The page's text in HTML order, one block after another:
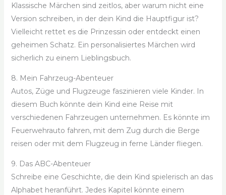
Klassische Märchen sind zeitlos, aber warum nicht eine
Version schreiben, in der dein Kind die Hauptfigur ist?
Vielleicht rettet es die Prinzessin oder entdeckt einen
geheimen Schatz. Ein personalisiertes Märchen wird
sicherlich zu einem Lieblingsbuch.
8. Mein Fahrzeug-Abenteuer
Autos, Züge und Flugzeuge faszinieren viele Kinder. In
diesem Buch könnte dein Kind eine Reise mit
verschiedenen Fahrzeugen unternehmen. Es könnte im
Feuerwehrauto fahren, mit dem Zug durch die Berge
reisen oder mit dem Flugzeug in ferne Länder fliegen.
9. Das ABC-Abenteuer
Schreibe eine Geschichte, die dein Kind spielerisch an das
Alphabet heranführt. Jedes Kapitel könnte einem